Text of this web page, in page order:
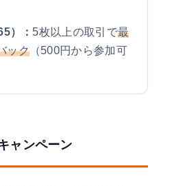
）： 5枚以上の取引で最
ック（500円から参加可
ャンペーン